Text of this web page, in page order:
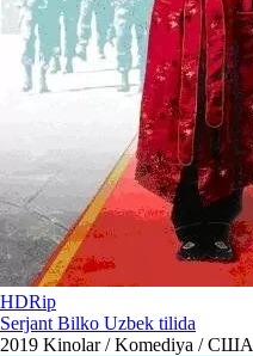
HDRip
Serjant Bilko Uzbek tilida
2019 Kinolar / Komediya / США